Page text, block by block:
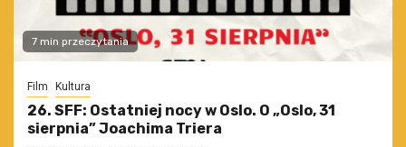
7 min przeczytania
Film Kultura
26. SFF: Ostatniej nocy w Oslo. O „Oslo, 31
sierpnia” Joachima Triera